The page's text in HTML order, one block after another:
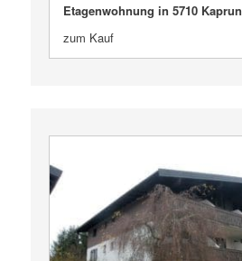
Etagenwohnung in 5710 Kaprun
zum Kauf